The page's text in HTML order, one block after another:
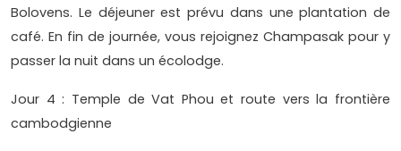
Bolovens. Le déjeuner est prévu dans une plantation de
café. En fin de journée, vous rejoignez Champasak pour y
passer la nuit dans un écolodge.
Jour 4 : Temple de Vat Phou et route vers la frontière
cambodgienne